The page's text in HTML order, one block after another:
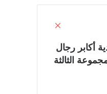
أكابر رجال
الثالثة